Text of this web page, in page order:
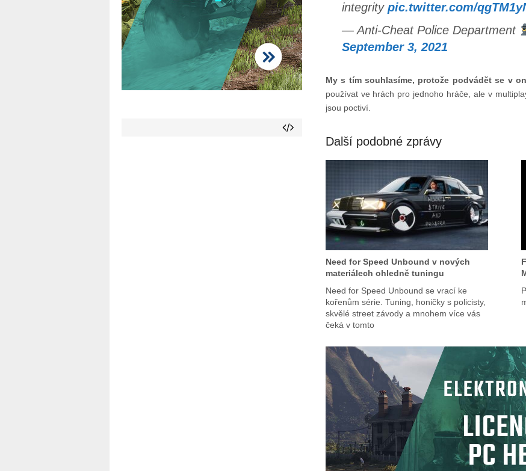
integrity pic.twitter.com/
— Anti-Cheat Police Department
September 3, 2021
My s tím souhlasíme, protože podvádět se v
používat ve hrách pro jednoho hráče, ale v
jsou poctiví.
Další podobné zprávy
Need for Speed Unbound v nových
materiálech ohledně tuningu
Need for Speed Unbound se vrací ke
kořenům série. Tuning, honičky s policisty,
skvělé street závody a mnohem více vás
čeká v tomto